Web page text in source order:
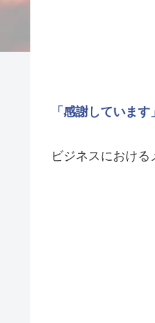
「感謝しています」
ビジネスにおけ